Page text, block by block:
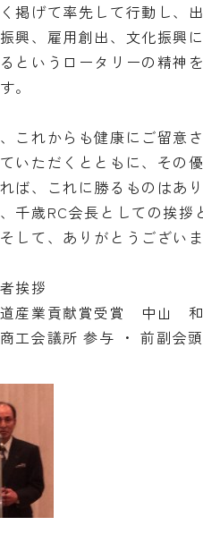
掲げて率先して行動し、
興、雇用創出、文化振興
というロータリーの精神
。
これからも健康にご留意
いただくとともに、その
ば、これに勝るものはあ
千歳RC会長としての挨
して、ありがとうございま
挨拶
道産業貢献賞受賞 中山
商工会議所 参与 ・ 前副会